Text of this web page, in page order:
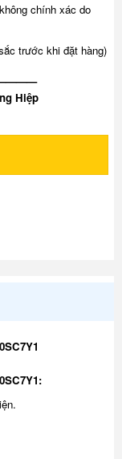
chính xác do
trước khi đặt hàng)
Hiệp